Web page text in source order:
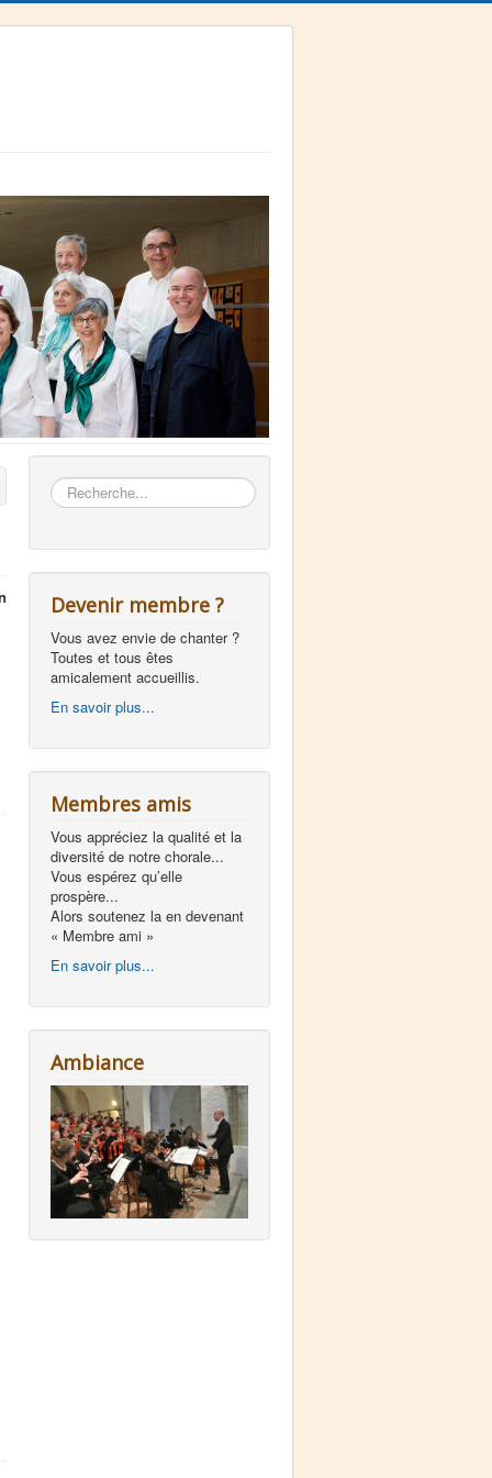
Rechercher
Devenir membre ?
Vous avez envie de chanter ?
Toutes et tous êtes
amicalement accueillis.
En savoir plus...
Membres amis
Vous appréciez la qualité et la
diversité de notre chorale...
Vous espérez qu’elle
prospère...
Alors soutenez la en devenant
« Membre ami »
En savoir plus...
Ambiance